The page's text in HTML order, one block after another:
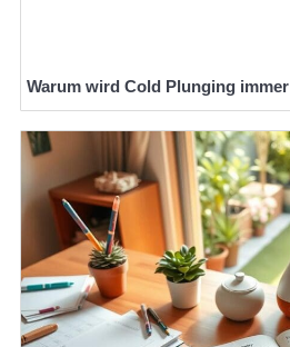
Warum wird Cold Plunging